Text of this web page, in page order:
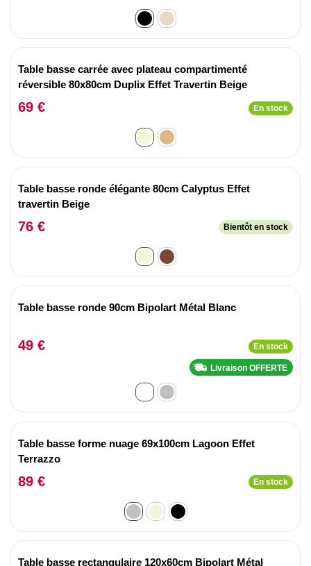
Table basse carrée avec plateau compartimenté
réversible 80x80cm Duplix Effet Travertin Beige
69 € En stock
Table basse ronde élégante 80cm Calyptus Effet
travertin Beige
76 € Bientôt en stock
Table basse ronde 90cm Bipolart Métal Blanc
49 € En stock
Livraison OFFERTE
Table basse forme nuage 69x100cm Lagoon Effet
Terrazzo
89 € En stock
Table basse rectangulaire 120x60cm Bipolart Métal